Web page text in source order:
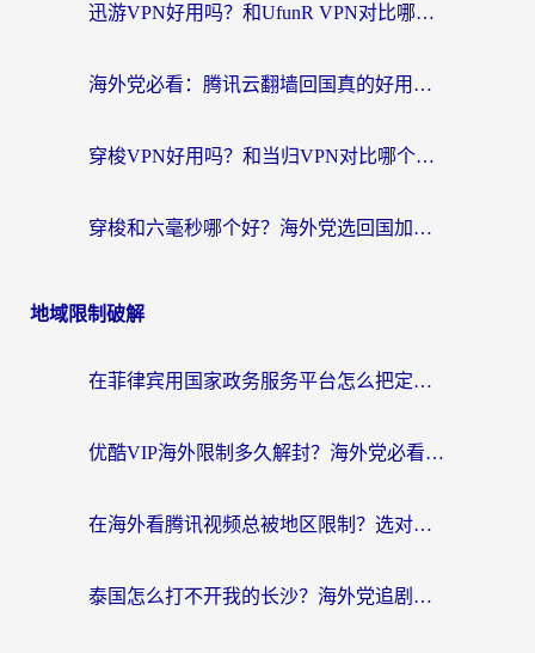
迅游VPN好用吗？和UfunR VPN对比哪个回国效果更好？海外党亲测避坑指南
海外党必看：腾讯云翻墙回国真的好用吗？+ 3步选对回国加速器指南
穿梭VPN好用吗？和当归VPN对比哪个回国效果更好？海外党亲测实用指南
穿梭和六毫秒哪个好？海外党选回国加速器的避坑指南，附番茄加速器实测
地域限制破解
在菲律宾用国家政务服务平台怎么把定位修改到中国国内？3步解决+海外看剧听歌全攻略
优酷VIP海外限制多久解封？海外党必看的跨区难题一站式解决指南
在海外看腾讯视频总被地区限制？选对回国加速器，还能解决泰国政务网和蜻蜓FM卡顿问题
泰国怎么打不开我的长沙？海外党追剧看片的破局指南